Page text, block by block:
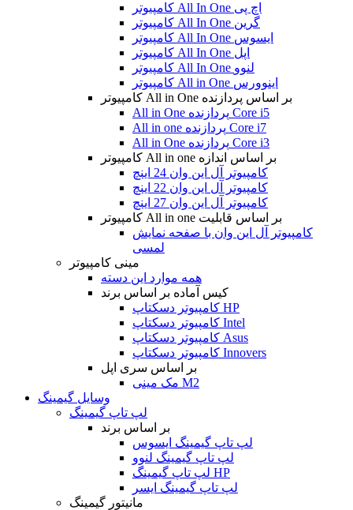
کامپیوتر All In One اچ پی
کامپیوتر All In One گرین
کامپیوتر All In One ایسوس
کامپیوتر All In One اپل
کامپیوتر All In One لنوو
کامپیوتر All in One اینوورس
کامپیوتر All in One بر اساس پردازنده
All in One پردازنده Core i5
All in one پردازنده Core i7
All in One پردازنده Core i3
کامپیوتر All in one بر اساس اندازه
کامپیوتر آل این وان 24 اینچ
کامپیوتر آل این وان 22 اینچ
کامپیوتر آل این وان 27 اینچ
کامپیوتر All in one بر اساس قابلیت
کامپیوتر آل این وان با صفحه نمایش
لمسی
مینی کامپیوتر
همه موارد این دسته
کیس آماده بر اساس برند
کامپیوتر دسکتاپ HP
کامپیوتر دسکتاپ Intel
کامپیوتر دسکتاپ Asus
کامپیوتر دسکتاپ Innovers
بر اساس سری اپل
مک مینی M2
وسایل گیمینگ
لپ تاپ گیمینگ
بر اساس برند
لپ تاپ گیمینگ ایسوس
لپ تاپ گیمینگ لنوو
لپ تاپ گیمینگ HP
لپ تاپ گیمینگ ایسر
مانیتور گیمینگ